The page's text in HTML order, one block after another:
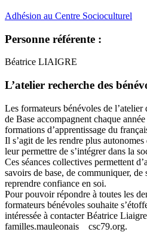
Adhésion au Centre Socioculturel
Personne référente :
Béatrice LIAIGRE
L’atelier recherche des
Les formateurs bénévoles de l’atelier
de Base accompagnent chaque
formations d’apprentissage du
Il s’agit de les rendre plus
leur permettre de s’intégrer dans la
Ces séances collectives permettent
savoirs de base, de communiquer, de
reprendre confiance en soi.
Pour pouvoir répondre à toutes les
formateurs bénévoles souhaite
intéressée à contacter Béatrice
familles.mauleonais
csc79.org.